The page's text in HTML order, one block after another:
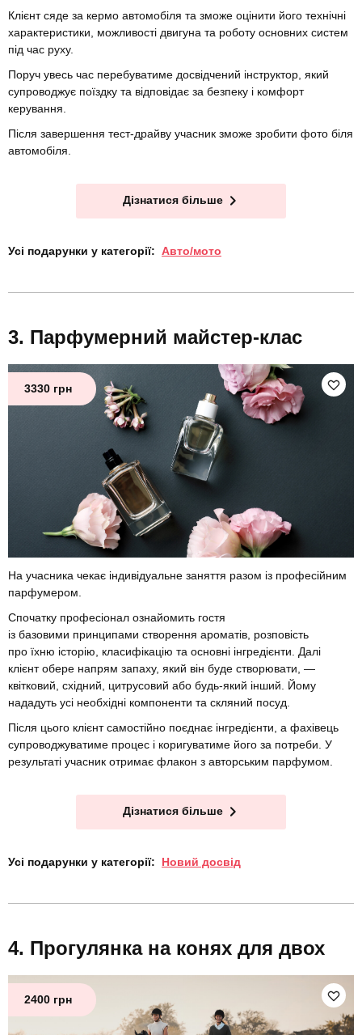
Клієнт сяде за кермо автомобіля та зможе оцінити його технічні
характеристики, можливості двигуна та роботу основних систем
під час руху.
Поруч увесь час перебуватиме досвідчений інструктор, який
супроводжує поїздку та відповідає за безпеку і комфорт
керування.
Після завершення тест-драйву учасник зможе зробити фото біля
автомобіля.
Дізнатися більше
Усі подарунки у категорії: Авто/мото
Парфумерний майстер-клас
3330 грн
На учасника чекає індивідуальне заняття разом із професійним
парфумером.
Спочатку професіонал ознайомить гостя
із базовими принципами створення ароматів, розповість
про їхню історію, класифікацію та основні інгредієнти. Далі
клієнт обере напрям запаху, який він буде створювати, —
квітковий, східний, цитрусовий або будь-який інший. Йому
нададуть усі необхідні компоненти та скляний посуд.
Після цього клієнт самостійно поєднає інгредієнти, а фахівець
супроводжуватиме процес і коригуватиме його за потреби. У
результаті учасник отримає флакон з авторським парфумом.
Дізнатися більше
Усі подарунки у категорії: Новий досвід
Прогулянка на конях для двох
2400 грн